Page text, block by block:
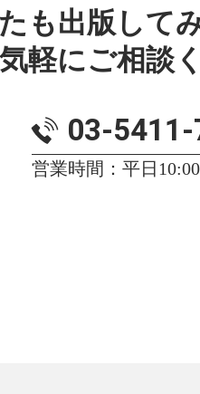
も出版して
軽にご相談
03-
営業時間：平日